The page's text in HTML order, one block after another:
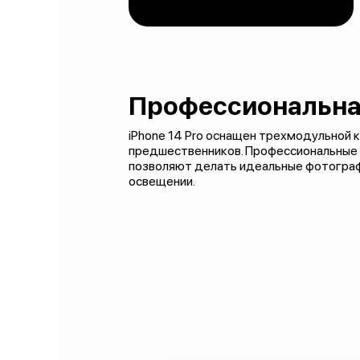
iPhone 14 Pro оснащен
предшественников.
позволяют делать идеальные
освещении.